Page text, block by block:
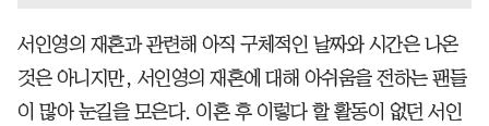
서인영의 재혼과 관련해 아직 구체적인 날짜와 시간은 나온
것은 아니지만, 서인영의 재혼에 대해 아쉬움을 전하는 팬들
이 많아 눈길을 모은다. 이혼 후 이렇다 할 활동이 없던 서인